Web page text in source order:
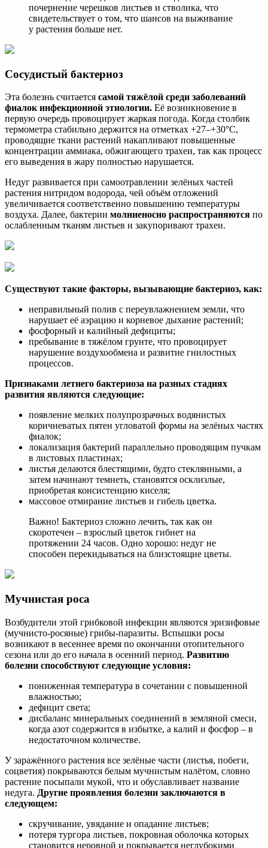
почернение черешков листьев и стволика, что
свидетельствует о том, что шансов на выживание
у растения больше нет.
Сосудистый бактериоз
Эта болезнь считается самой тяжёлой среди заболеваний
фиалок инфекционной этиологии. Её возникновение в
первую очередь провоцирует жаркая погода. Когда столбик
термометра стабильно держится на отметках +27–+30°C,
проводящие ткани растений накапливают повышенные
концентрации аммиака, обжигающего трахеи, так как процесс
его выведения в жару полностью нарушается.
Недуг развивается при самоотравлении зелёных частей
растения нитридом водорода, чей объём отложений
увеличивается соответственно повышению температуры
воздуха. Далее, бактерии молниеносно распространяются по
ослабленным тканям листьев и закупоривают трахеи.
Существуют такие факторы, вызывающие бактериоз, как:
неправильный полив с переувлажнением земли, что
нарушает её аэрацию и корневое дыхание растений;
фосфорный и калийный дефициты;
пребывание в тяжёлом грунте, что провоцирует
нарушение воздухообмена и развитие гнилостных
процессов.
Признаками летнего бактериоза на разных стадиях
развития являются следующие:
появление мелких полупрозрачных водянистых
коричневатых пятен угловатой формы на зелёных частях
фиалок;
локализация бактерий параллельно проводящим пучкам
в листовых пластинах;
листья делаются блестящими, будто стеклянными, а
затем начинают темнеть, становятся осклизлые,
приобретая консистенцию киселя;
массовое отмирание листьев и гибель цветка.
Важно! Бактериоз сложно лечить, так как он
скоротечен – взрослый цветок гибнет на
протяжении 24 часов. Одно хорошо: недуг не
способен перекидываться на близстоящие цветы.
Мучнистая роса
Возбудители этой грибковой инфекции являются эризифовые
(мучнисто-росяные) грибы-паразиты. Вспышки росы
возникают в весеннее время по окончании отопительного
сезона или до его начала в осенний период. Развитию
болезни способствуют следующие условия:
пониженная температура в сочетании с повышенной
влажностью;
дефицит света;
дисбаланс минеральных соединений в земляной смеси,
когда азот содержится в избытке, а калий и фосфор – в
недостаточном количестве.
У заражённого растения все зелёные части (листья, побеги,
соцветия) покрываются белым мучнистым налётом, словно
растение посыпали мукой, что и обуславливает название
недуга. Другие проявления болезни заключаются в
следующем:
скручивание, увядание и опадание листьев;
потеря тургора листьев, покровная оболочка которых
становится неровной и покрывается неглубокими